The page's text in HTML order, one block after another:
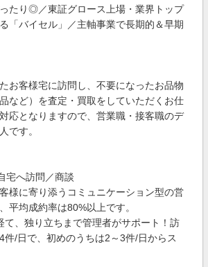
たり◎／東証グロース上場・業界トップ
「バイセル」／主軸事業で長期的＆早期
お客様宅に訪問し、不要になったお品物
など）を査定・買取をしていただくお仕
応となりますので、営業職・接客職のデ
です。
宅へ訪問／商談
様に寄り添うコミュニケーション型の営
平均成約率は80%以上です。
、独り立ちまで管理者がサポート！訪
件/日で、初めのうちは2～3件/日からス